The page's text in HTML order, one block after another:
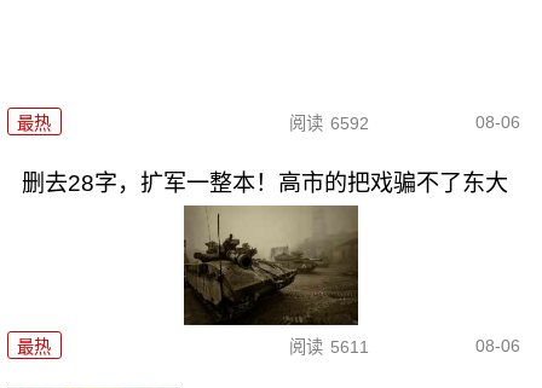
最热 阅读 6592 08-06
删去28字，扩军一整本！高市的把戏骗不了东大
最热 阅读 5611 08-06